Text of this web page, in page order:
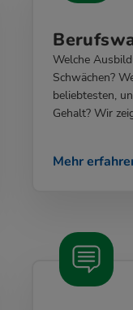
Welche
Schwächen?
beliebtesten,
Gehalt? Wir
Mehr